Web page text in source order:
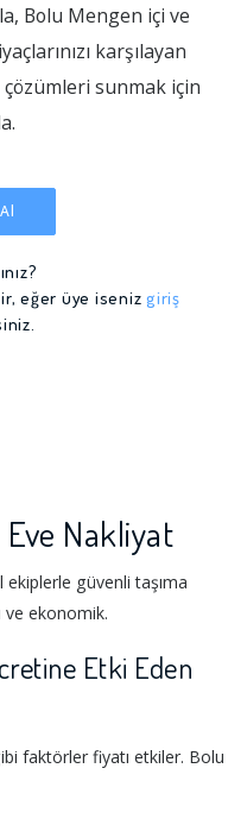
Bolu Mengen içi ve
karşılayan
çözümleri sunmak için
eğer üye iseniz giriş
Nakliyat
güvenli taşıma
ve ekonomik.
Etki Eden
faktörler fiyatı etkiler. Bolu